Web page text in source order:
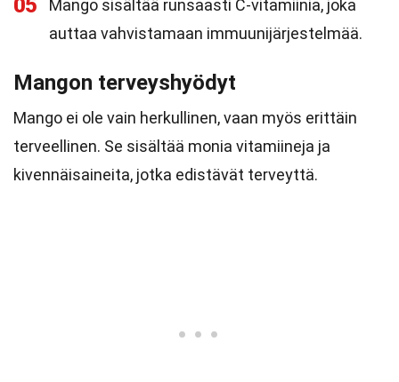
05
Mango sisältää runsaasti C-vitamiinia, joka
auttaa vahvistamaan immuunijärjestelmää.
Mangon terveyshyödyt
Mango ei ole vain herkullinen, vaan myös erittäin
terveellinen. Se sisältää monia vitamiineja ja
kivennäisaineita, jotka edistävät terveyttä.